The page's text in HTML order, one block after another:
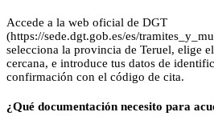
Accede a la web oficial de DGT
(https://sede.dgt.gob.es/es/
selecciona la provincia de Teruel, elige
cercana, e introduce tus datos de
confirmación con el código de cita.
¿Qué documentación necesito para